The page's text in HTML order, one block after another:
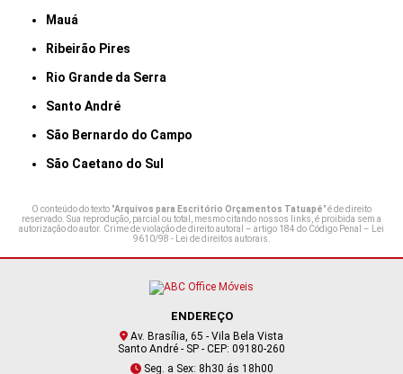
Mauá
Ribeirão Pires
Rio Grande da Serra
Santo André
São Bernardo do Campo
São Caetano do Sul
O conteúdo do texto "Arquivos para Escritório Orçamentos Tatuapé" é de direito
reservado. Sua reprodução, parcial ou total, mesmo citando nossos links, é proibida sem a
autorização do autor. Crime de violação de direito autoral – artigo 184 do Código Penal – Lei
9610/98 - Lei de direitos autorais.
ENDEREÇO
Av. Brasília, 65 - Vila Bela Vista
Santo André - SP - CEP: 09180-260
Seg. a Sex: 8h30 ás 18h00